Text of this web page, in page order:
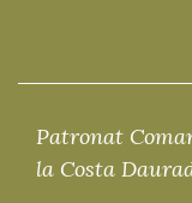
Patronat
la Costa